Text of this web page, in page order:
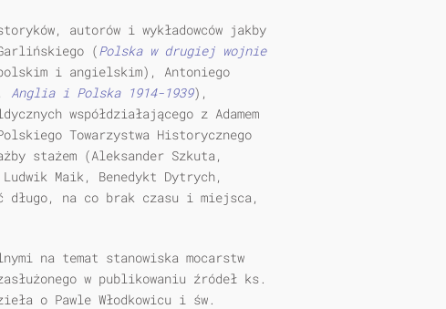
autorów i wykładowców jakby
(Polska w drugiej wojnie
i angielskim), Antoniego
, Anglia i Polska 1914-1939),
współdziałającego z Adamem
Towarzystwa Historycznego
stażem (Aleksander Szkuta,
Maik, Benedykt Dytrych,
długo, na co brak czasu i miejsca,
na temat stanowiska mocarstw
w publikowaniu źródeł ks.
o Pawle Włodkowicu i św.